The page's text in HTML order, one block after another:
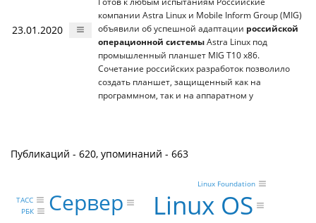
23.01.2020
компании Astra Linux и Mobile Inform Group (MIG)
объявили об успешной адаптации российской
операционной системы Astra Linux под
промышленный планшет MIG T10 x86.
Сочетание российских разработок позволило
создать планшет, защищенный как на
программном, так и на аппаратном у
Публикаций - 620, упоминаний - 663
Linux OS
Сервер
ТАСС
РБК
Linux Foundation